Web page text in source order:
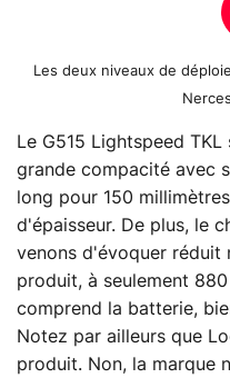
Les deux niveaux de
Le G515 Lightspeed
grande compacité avec
long pour 150
d'épaisseur. De plus, le
venons d'évoquer réduit
produit, à seulement
comprend la batterie,
Notez par ailleurs que
produit. Non, la marque